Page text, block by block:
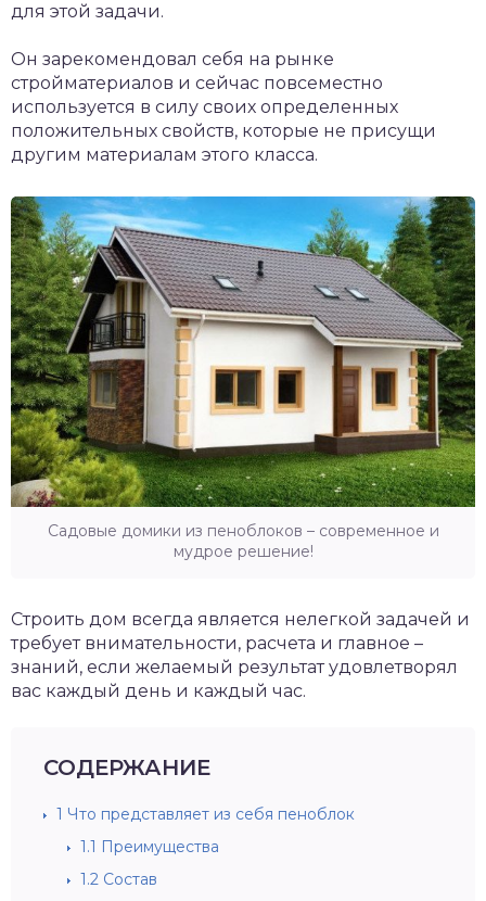
для этой задачи.
Он зарекомендовал себя на рынке
стройматериалов и сейчас повсеместно
используется в силу своих определенных
положительных свойств, которые не присущи
другим материалам этого класса.
Садовые домики из пеноблоков – современное и
мудрое решение!
Строить дом всегда является нелегкой задачей и
требует внимательности, расчета и главное –
знаний, если желаемый результат удовлетворял
вас каждый день и каждый час.
СОДЕРЖАНИЕ
1 Что представляет из себя пеноблок
1.1 Преимущества
1.2 Состав